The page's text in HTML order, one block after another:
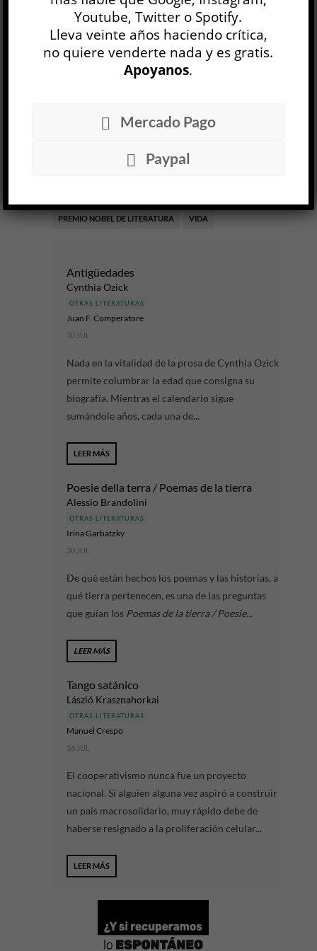
0 Twitter
Telegram WhatsApp
5 FEB, 2026
PREMIO NOBEL DE LITERATURA VIDA
Antigüedades
Cynthia Ozick
OTRAS LITERATURAS
Juan F. Comperatore
30 JUL
Nada en la vitalidad de la prosa de Cynthia Ozick
permite columbrar la edad que consigna su
biografía. Mientras el calendario sigue
sumándole años, cada una de...
LEER MÁS
Poesie della terra / Poemas de la tierra
Alessio Brandolini
OTRAS LITERATURAS
Irina Garbatzky
30 JUL
De qué están hechos los poemas y las historias, a
qué tierra pertenecen, es una de las preguntas
que guían los Poemas de la tierra / Poesie...
LEER MÁS
Tango satánico
László Krasznahorkai
OTRAS LITERATURAS
Manuel Crespo
16 JUL
El cooperativismo nunca fue un proyecto
nacional. Si alguien alguna vez aspiró a construir
un país macrosolidario, muy rápido debe de
haberse resignado a la proliferación celular...
LEER MÁS
Youtube, Twitter o Spotify.
Lleva veinte años haciendo crítica,
no quiere venderte nada y es gratis.
Apoyanos.
Mercado Pago
Paypal